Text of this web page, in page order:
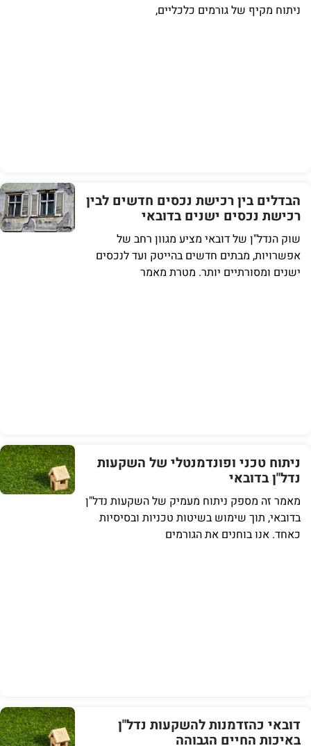
ניתוח מקיף של גורמים כלכליים,
הבדלים בין רכישת נכסים חדשים לבין
רכישת נכסים ישנים בדובאי
שוק הנדל"ן של דובאי מציע מגוון רחב של
אפשרויות, מבתים חדשים בהייטק ועד לנכסים
ישנים ומסורתיים יותר. מטרת מאמר
ניתוח טכני ופונדמנטלי של השקעות
נדל"ן בדובאי
מאמר זה מספק ניתוח מעמיק של השקעות נדל"ן
בדובאי, תוך שימוש בשיטות טכניות ובסיסיות
כאחד. אנו בוחנים את הגורמים
דובאי כהזדמנות להשקעות נדל"ן
באיכות החיים הגבוהה